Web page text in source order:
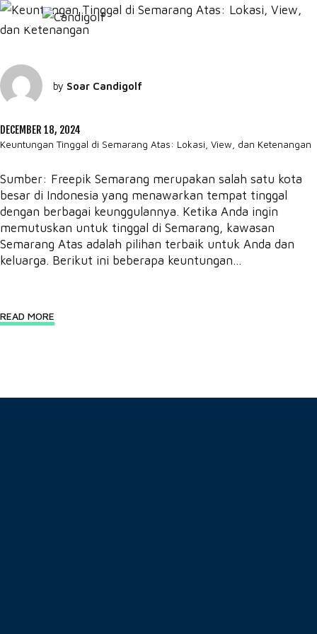
by Soar Candigolf
DECEMBER 18, 2024
Keuntungan Tinggal di Semarang Atas: Lokasi, View, dan Ketenangan
Sumber: Freepik Semarang merupakan salah satu kota
besar di Indonesia yang menawarkan tempat tinggal
dengan berbagai keunggulannya. Ketika Anda ingin
memutuskan untuk tinggal di Semarang, kawasan
Semarang Atas adalah pilihan terbaik untuk Anda dan
keluarga. Berikut ini beberapa keuntungan...
READ MORE